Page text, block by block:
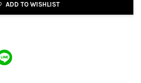
ADD TO WISHLIST